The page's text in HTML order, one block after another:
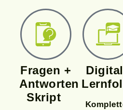
Fragen +
Antworten
Skript